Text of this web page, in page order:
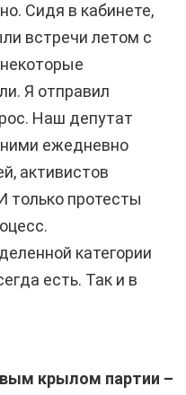
Сидя в кабинете,
встречи летом с
некоторые
Я отправил
Наш депутат
ежедневно
активистов
только протесты
категории
есть. Так и в
крылом партии –